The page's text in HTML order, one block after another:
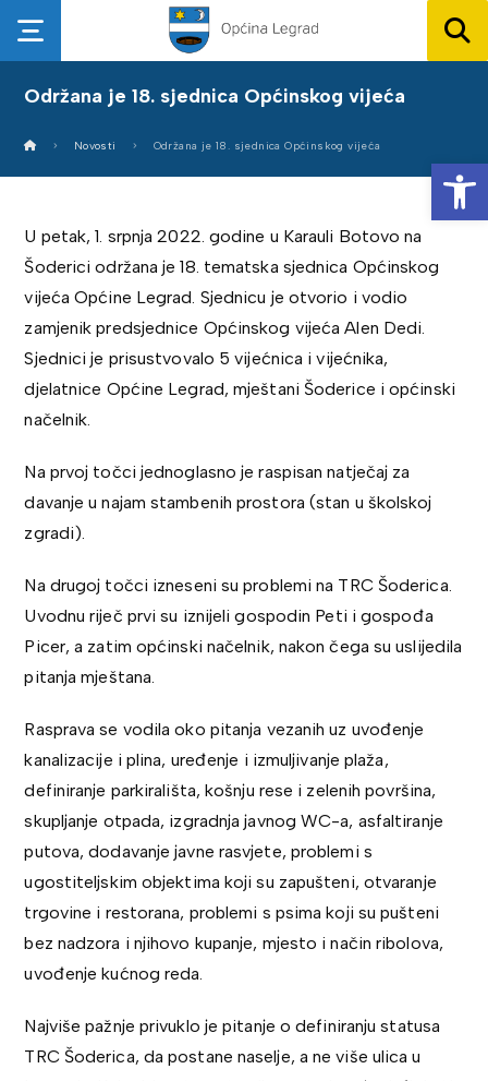
Održana je 18. sjednica Općinskog vijeća
Novosti Održana je 18. sjednica Općinskog vijeća
U petak, 1. srpnja 2022. godine u Karauli Botovo na
Šoderici održana je 18. tematska sjednica Općinskog
vijeća Općine Legrad. Sjednicu je otvorio i vodio
zamjenik predsjednice Općinskog vijeća Alen Dedi.
Sjednici je prisustvovalo 5 vijećnica i vijećnika,
djelatnice Općine Legrad, mještani Šoderice i općinski
načelnik.
Na prvoj točci jednoglasno je raspisan natječaj za
davanje u najam stambenih prostora (stan u školskoj
zgradi).
Na drugoj točci izneseni su problemi na TRC Šoderica.
Uvodnu riječ prvi su iznijeli gospodin Peti i gospođa
Picer, a zatim općinski načelnik, nakon čega su uslijedila
pitanja mještana.
Rasprava se vodila oko pitanja vezanih uz uvođenje
kanalizacije i plina, uređenje i izmuljivanje plaža,
definiranje parkirališta, košnju rese i zelenih površina,
skupljanje otpada, izgradnja javnog WC-a, asfaltiranje
putova, dodavanje javne rasvjete, problemi s
ugostiteljskim objektima koji su zapušteni, otvaranje
trgovine i restorana, problemi s psima koji su pušteni
bez nadzora i njihovo kupanje, mjesto i način ribolova,
uvođenje kućnog reda.
Najviše pažnje privuklo je pitanje o definiranju statusa
TRC Šoderica, da postane naselje, a ne više ulica u